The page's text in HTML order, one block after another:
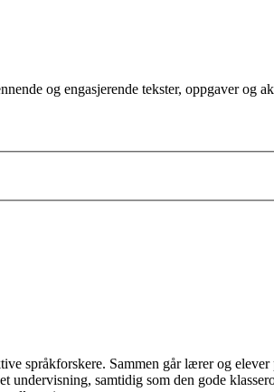
og engasjerende tekster, oppgaver og
språkforskere. Sammen går lærer og
samtidig som den gode